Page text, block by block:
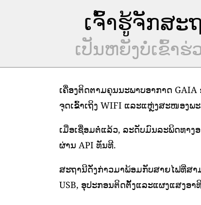
ເຈົ້າຮູ້ຈັກສະ
ເປັນຫຍັງບໍ່ເຂົ້າ
ເຄື່ອງຕິດຕາມຄຸນນະພາບອາກາດ
ຈຸດເຂົ້າເຖິງ WIFI ແລະແຫຼ່ງສະໜອງພະ
ເມື່ອເຊື່ອມຕໍ່ແລ້ວ, ລະດັບມົນລະພິດທາງ
ຜ່ານ API ທັນທີ.
ສະຖານີດັ່ງກ່າວມາພ້ອມກັບສາຍໄຟທີ່ສ
USB, ອຸປະກອນຕິດຕັ້ງແລະແຜງແສງອາ